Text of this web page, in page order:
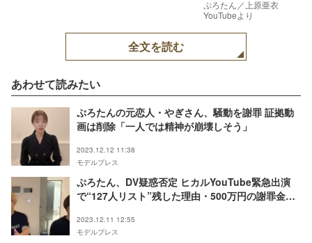
ぷろたん／上原亜衣
YouTubeより
全文を読む
あわせて読みたい
ぷろたんの元恋人・やぎさん、騒動を謝罪 証拠動
画は削除「一人では精神が崩壊しそう」
2023.12.12 11:38
モデルプレス
ぷろたん、DV疑惑否定 ヒカルYouTube緊急出演
で“127人リスト”残した理由・500万円の謝罪金な
2023.12.11 12:55
モデルプレス